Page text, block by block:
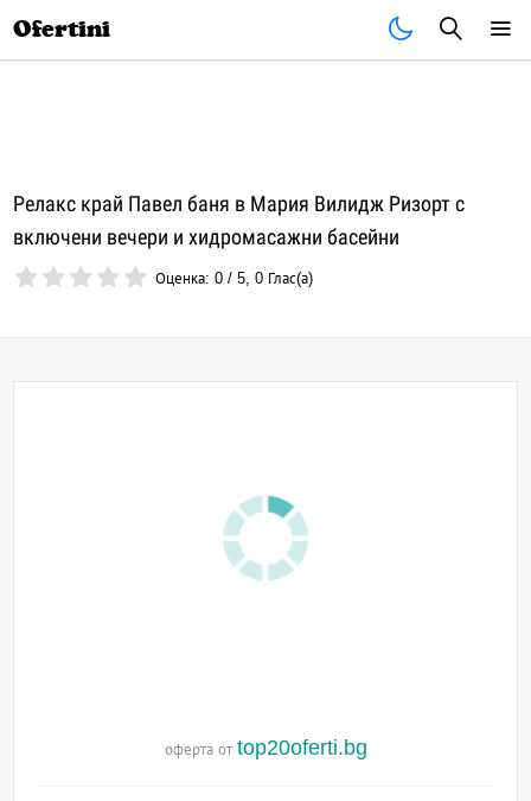
Ofertini
Релакс край Павел баня в Мария Вилидж Ризорт с
включени вечери и хидромасажни басейни
Оценка:0 /5,0 Глас(а)
оферта от top20oferti.bg